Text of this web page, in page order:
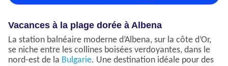
Vacances à la plage dorée à Albena
La station balnéaire moderne d’Albena, sur la côte d’Or,
se niche entre les collines boisées verdoyantes, dans le
nord-est de la Bulgarie. Une destination idéale pour des